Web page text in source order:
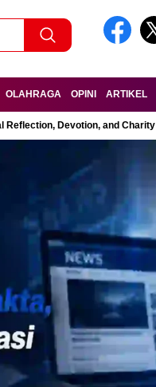
OLAHRAGA OPINI ARTIKEL
Reflection, Devotion, and Charity